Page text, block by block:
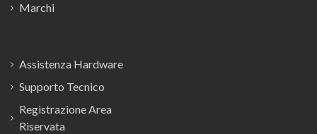
Marchi
Assistenza Hardware
Supporto Tecnico
Registrazione Area
Riservata